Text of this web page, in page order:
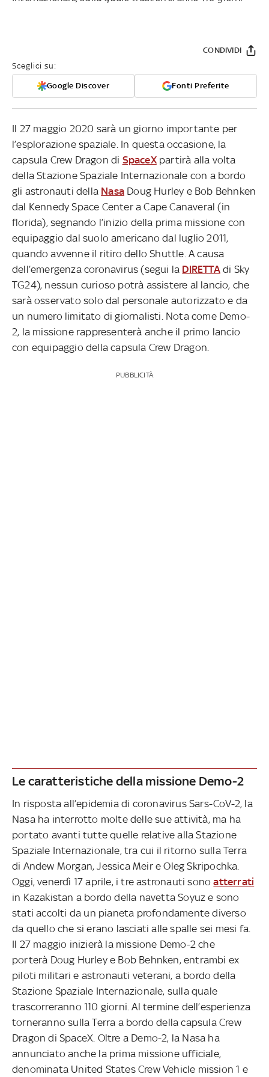
Sceglici su:
Google Discover Fonti Preferite
CONDIVIDI
Il 27 maggio 2020 sarà un giorno importante per
l’esplorazione spaziale. In questa occasione, la
capsula Crew Dragon di SpaceXpartirà alla volta
della Stazione Spaziale Internazionale con a bordo
gli astronauti della Nasa Doug Hurley e Bob Behnken
dal Kennedy Space Center a Cape Canaveral (in
florida), segnando l’inizio della prima missione con
equipaggio dal suolo americano dal luglio 2011,
quando avvenne il ritiro dello Shuttle. A causa
dell’emergenza coronavirus (segui la DIRETTAdi Sky
TG24), nessun curioso potrà assistere al lancio, che
sarà osservato solo dal personale autorizzato e da
un numero limitato di giornalisti. Nota come Demo-
2, la missione rappresenterà anche il primo lancio
con equipaggio della capsula Crew Dragon.
PUBBLICITÀ
Le caratteristiche della missione Demo-2
In risposta all’epidemia di coronavirus Sars-CoV-2, la
Nasa ha interrotto molte delle sue attività, ma ha
portato avanti tutte quelle relative alla Stazione
Spaziale Internazionale, tra cui il ritorno sulla Terra
di Andew Morgan, Jessica Meir e Oleg Skripochka.
Oggi, venerdì 17 aprile, i tre astronauti sonoatterrati
in Kazakistan a bordo della navetta Soyuz e sono
stati accolti da un pianeta profondamente diverso
da quello che si erano lasciati alle spalle sei mesi fa.
Il 27 maggio inizierà la missione Demo-2 che
porterà Doug Hurley e Bob Behnken, entrambi ex
piloti militari e astronauti veterani, a bordo della
Stazione Spaziale Internazionale, sulla quale
trascorreranno 110 giorni. Al termine dell’esperienza
torneranno sulla Terra a bordo della capsula Crew
Dragon di SpaceX. Oltre a Demo-2, la Nasa ha
annunciato anche la prima missione ufficiale,
denominata United States Crew Vehicle mission 1 e